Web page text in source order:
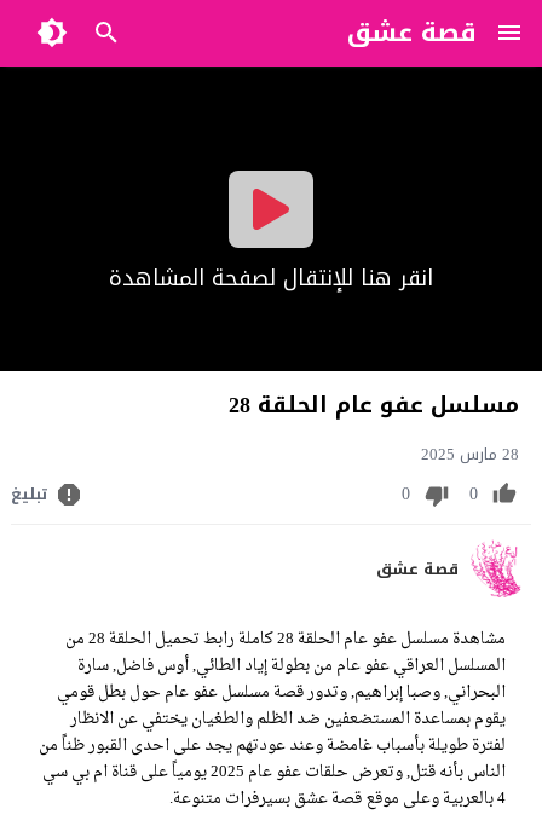
قصة عشق
?>
انقر هنا للإنتقال لصفحة المشاهدة
مسلسل عفو عام الحلقة 28
28 مارس 2025
0
0 تبليغ
قصة عشق
مشاهدة مسلسل عفو عام الحلقة 28 كاملة رابط تحميل الحلقة 28 من
المسلسل العراقي عفو عام من بطولة إياد الطائي, أوس فاضل, سارة
البحراني, وصبا إبراهيم, وتدور قصة مسلسل عفو عام حول بطل قومي
يقوم بمساعدة المستضعفين ضد الظلم والطغيان يختفي عن الانظار
لفترة طويلة بأسباب غامضة وعند عودتهم يجد على احدى القبور ظناً من
الناس بأنه قتل, وتعرض حلقات عفو عام 2025 يومياً على قناة ام بي سي
4 بالعربية وعلى موقع قصة عشق بسيرفرات متنوعة.